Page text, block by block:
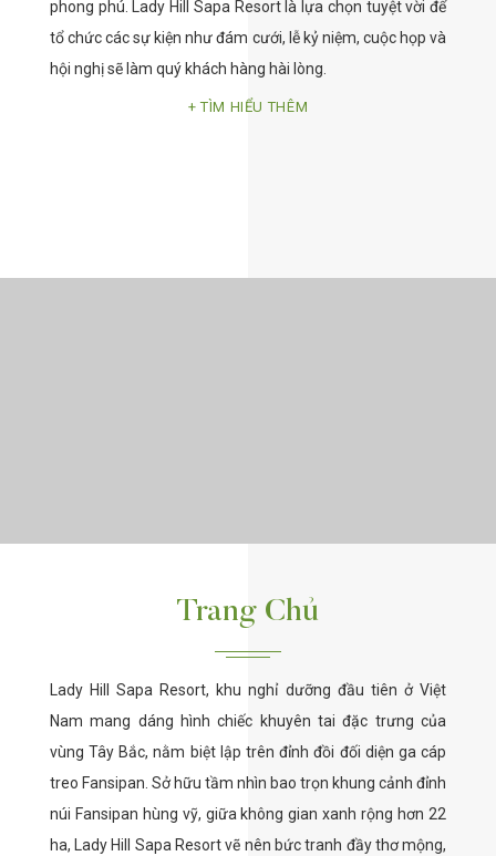
phong phú. Lady Hill Sapa Resort là lựa chọn tuyệt vời để
tổ chức các sự kiện như đám cưới, lễ kỷ niệm, cuộc họp và
hội nghị sẽ làm quý khách hàng hài lòng.
TÌM HIỂU THÊM
Trang Chủ
Lady Hill Sapa Resort, khu nghỉ dưỡng đầu tiên ở Việt
Nam mang dáng hình chiếc khuyên tai đặc trưng của
vùng Tây Bắc, nằm biệt lập trên đỉnh đồi đối diện ga cáp
treo Fansipan. Sở hữu tầm nhìn bao trọn khung cảnh đỉnh
núi Fansipan hùng vỹ, giữa không gian xanh rộng hơn 22
ha, Lady Hill Sapa Resort vẽ nên bức tranh đầy thơ mộng,